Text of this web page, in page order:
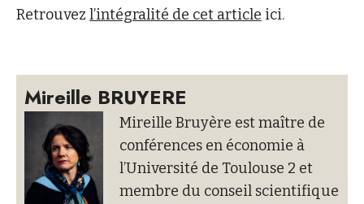
Retrouvez l’intégralité de cet article ici.
Mireille BRUYERE
Mireille Bruyère est maître de
conférences en économie à
l’Université de Toulouse 2 et
membre du conseil scientifique